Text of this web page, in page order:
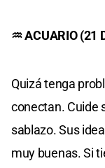
♒ ACUARIO (21
Quizá tenga
conectan. Cuide
sablazo. Sus
muy buenas. Si